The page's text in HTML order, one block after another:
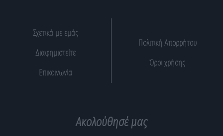
Σχετικά με εμάς
Διαφημιστείτε
Επικοινωνία
Πολιτική Απορρήτου
Όροι χρήσης
Ακολούθησέ μας